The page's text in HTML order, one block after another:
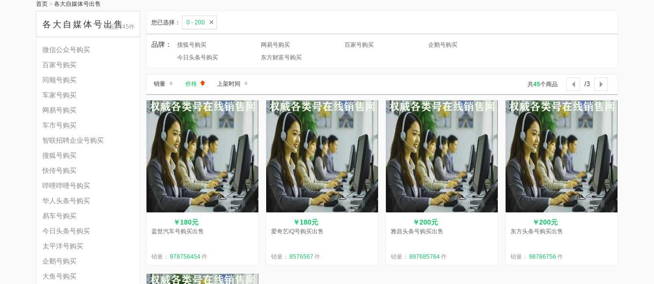
首页 > 各大自媒体号出售
各大自媒体号出售
商品共45件
微信公众号购买
百家号购买
同顺号购买
车家号购买
网易号购买
车市号购买
智联招聘企业号购买
搜狐号购买
快传号购买
哔哩哔哩号购买
华人头条号购买
易车号购买
今日头条号购买
太平洋号购买
企鹅号购买
大鱼号购买
您已选择： 0 - 200
品牌： 搜狐号购买 网易号购买 百家号购买
企鹅号购买
今日头条号购买
东方财富号购买
销量 价格 上架时间 共45个商品  /3 
￥180元
盖世汽车号购买出售
销量： 978756454件
￥180元
爱奇艺iQ号购买出售
销量： 8576567 件
￥200元
雅昌头条号购买出售
销量： 897685764件
￥200元
东方头条号购买出售
销量： 98786756 件